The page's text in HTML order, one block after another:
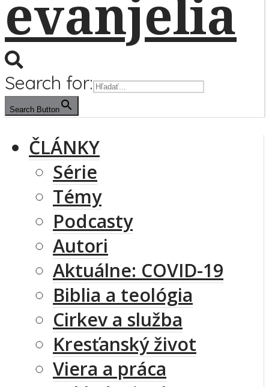
Search for:
Search Button
ČLÁNKY
Série
Témy
Podcasty
Autori
Aktuálne: COVID-19
Biblia a teológia
Cirkev a služba
Kresťanský život
Viera a práca